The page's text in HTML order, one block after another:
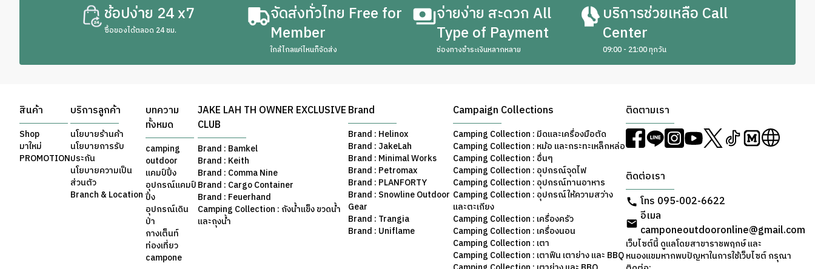
ช้อปง่าย 24 x7
ซื้อของได้ตลอด 24 ชม.
จัดส่งทั่วไทย Free for
Member
ใกล้ไกลแค่ไหนก็จัดส่ง
จ่ายง่าย สะดวก All
Type of Payment
ช่องทางชำระเงินหลากหลาย
บริการช่วยเหลือ Call
Center
09:00 - 21:00 ทุกวัน
สินค้า
Shop
มาใหม่
PROMOTION
บริการลูกค้า
นโยบายร้านค้า
นโยบายการรับ
ประกัน
นโยบายความเป็น
ส่วนตัว
Branch & Location
บทความ
ทั้งหมด
camping
outdoor
แคมป์ปิ้ง
อุปกรณ์แคมป์
ปิ้ง
อุปกรณ์เดิน
ป่า
กางเต็นท์
ท่องเที่ยว
campone
JAKE LAH TH OWNER EXCLUSIVE
CLUB
Brand : Bamkel
Brand : Keith
Brand : Comma Nine
Brand : Cargo Container
Brand : Feuerhand
Camping Collection : ถังน้ำแข็ง ขวดน้ำ
และถุงน้ำ
Brand
Brand : Helinox
Brand : JakeLah
Brand : Minimal Works
Brand : Petromax
Brand : PLANFORTY
Brand : Snowline Outdoor
Gear
Brand : Trangia
Brand : Uniflame
Campaign Collections
Camping Collection : มีดและเครื่องมือตัด
Camping Collection : หม้อ และกระทะเหล็กหล่อ
Camping Collection : อื่นๆ
Camping Collection : อุปกรณ์จุดไฟ
Camping Collection : อุปกรณ์ทานอาหาร
Camping Collection : อุปกรณ์ให้ความสว่าง
และตะเกียง
Camping Collection : เครื่องครัว
Camping Collection : เครื่องนอน
Camping Collection : เตา
Camping Collection : เตาฟืน เตาย่าง และ BBQ
ติดตามเรา
ติดต่อเรา
โทร 095-002-6622
อีเมล
camponeoutdooronline@gmail.com
เว็บไซต์นี้ ดูแลโดยสาขาราชพฤกษ์ และ
หนองแขมหากพบปัญหาในการใช้เว็บไซต์ กรุณา